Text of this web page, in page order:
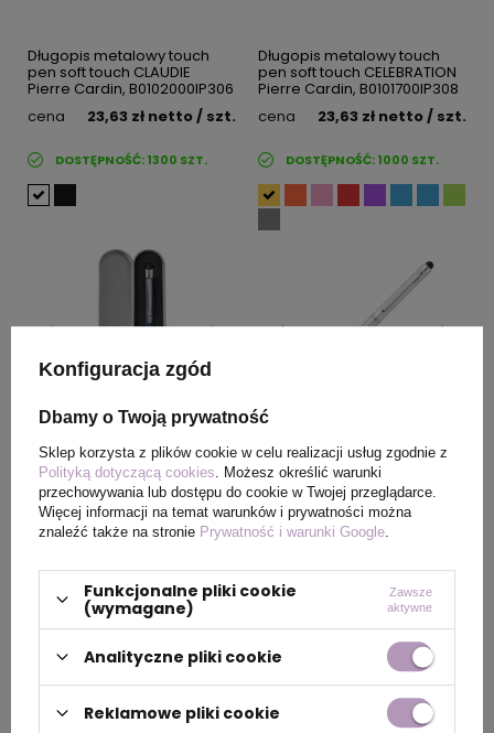
Długopis metalowy touch
pen soft touch CLAUDIE
Pierre Cardin, B0102000IP306
cena
23,63 zł netto/ szt.
DOSTĘPNOŚĆ:1300 SZT.
Długopis metalowy touch
pen soft touch CELEBRATION
Pierre Cardin, B0101700IP308
cena
23,63 zł netto/ szt.
DOSTĘPNOŚĆ:1000 SZT.
niebieski V1970-11
cena
12,04 złnetto/ szt.
DOSTĘPNOŚĆ:5400SZT.
pen KIMBERLY, 1878606
cena
0,93 złnetto
DOSTĘPNOŚĆ:38600
Konfiguracja zgód
Dbamy o Twoją prywatność
Sklep korzysta z plików cookie w celu realizacji usług zgodnie z
Polityką dotyczącą cookies . Możesz określić warunki
przechowywania lub dostępu do cookie w Twojej przeglądarce.
Więcej informacji na temat warunków i prywatności można
znaleźć także na stronie Prywatność i warunki Google
Funkcjonalne pliki cookie
(wymagane)
Zawsze
aktywne
Analityczne pliki cookie
Reklamowe pliki cookie